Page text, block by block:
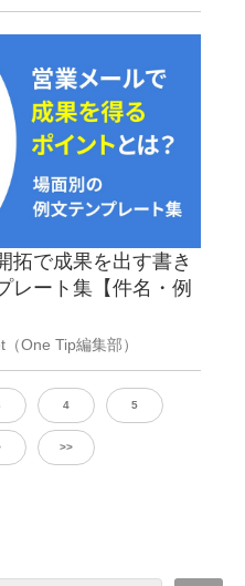
拓で成果を出す書き
レート集【件名・例
One Tip編集部）
4 5
>>